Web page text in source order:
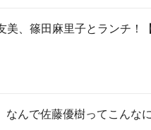
美、篠田麻里子とランチ！
なんで佐藤優樹ってこんな